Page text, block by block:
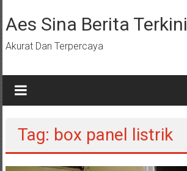
ke
konten
Aes Sina Berita Terkini
Akurat Dan Terpercaya
Tag: box panel listrik